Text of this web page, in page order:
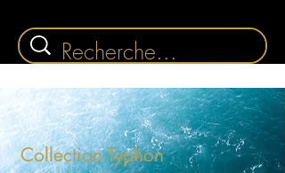
Collection Typhon